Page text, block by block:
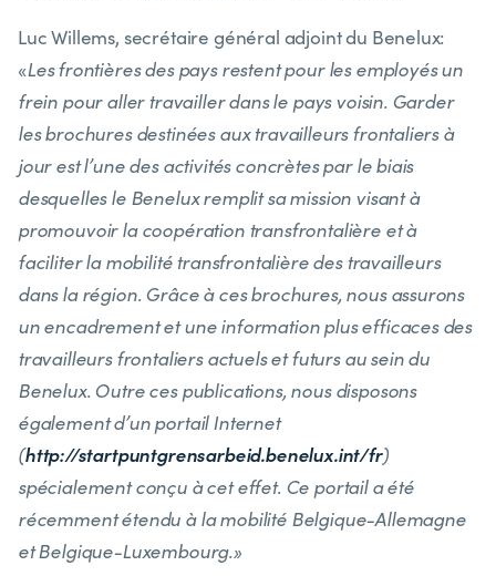
Luc Willems, secrétaire général adjoint du Benelux:
«Les frontières des pays restent pour les employés un
frein pour aller travailler dans le pays voisin. Garder
les brochures destinées aux travailleurs frontaliers à
jour est l’une des activités concrètes par le biais
desquelles le Benelux remplit sa mission visant à
promouvoir la coopération transfrontalière et à
faciliter la mobilité transfrontalière des travailleurs
dans la région. Grâce à ces brochures, nous assurons
un encadrement et une information plus efficaces des
travailleurs frontaliers actuels et futurs au sein du
Benelux. Outre ces publications, nous disposons
également d’un portail Internet
(http://startpuntgrensarbeid.benelux.int/fr)
spécialement conçu à cet effet. Ce portail a été
récemment étendu à la mobilité Belgique-Allemagne
et Belgique-Luxembourg.»